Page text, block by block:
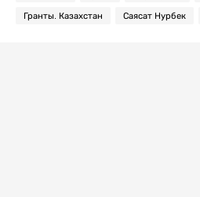
Гранты. Казахстан Саясат Нурбек